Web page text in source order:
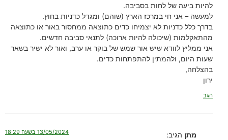
להיות ביעה של לחות בסביבה.
למעשה – אני חי במרכז הארץ (שוהם) ומגדל כדניות בחוץ.
בדרך כלל כדניות לא יצמיחו כדים כתוצאה ממחסור באור או כתוצאה
מהתאקלמות (שיכולה להיות ארוכה) לתנאי סביבה חדשים.
אני ממליץ לוודא שיש אור שמש של בוקר או ערב, ואור לא ישיר בשאר
שעות היום, ולהמתין להתפתחות כדים.
בהצלחה,
ירון
הגב
מתן הגיב: 13/05/2024 בשעה 18:29